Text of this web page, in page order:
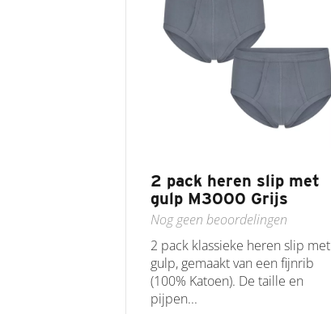
2 pack heren slip met
gulp M3000 Grijs
Nog geen beoordelingen
2 pack klassieke heren slip met
gulp, gemaakt van een fijnrib
(100% Katoen). De taille en
pijpen...